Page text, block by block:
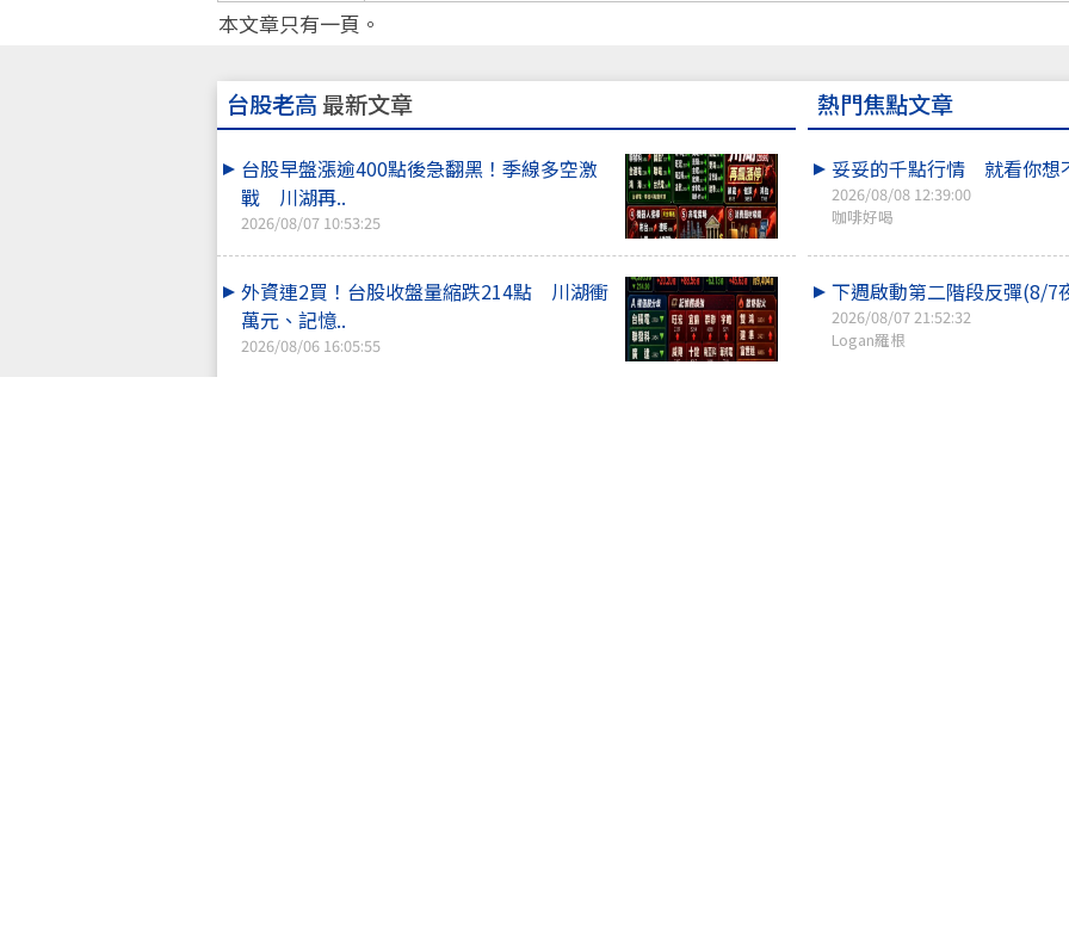
本文章只有一頁。
台股老高最新文章
台股早盤漲逾400點後急翻黑！季線多空激
戰 川湖再..
2026/08/07 10:53:25
外資連2買！台股收盤量縮跌214點 川湖衝
萬元、記憶..
2026/08/06 16:05:55
熱門焦點文章
妥妥的千點行情 就看你想
2026/08/08 12:39:00
咖啡好喝
下週啟動第二階段反彈(8/7
2026/08/07 21:52:32
Logan羅根